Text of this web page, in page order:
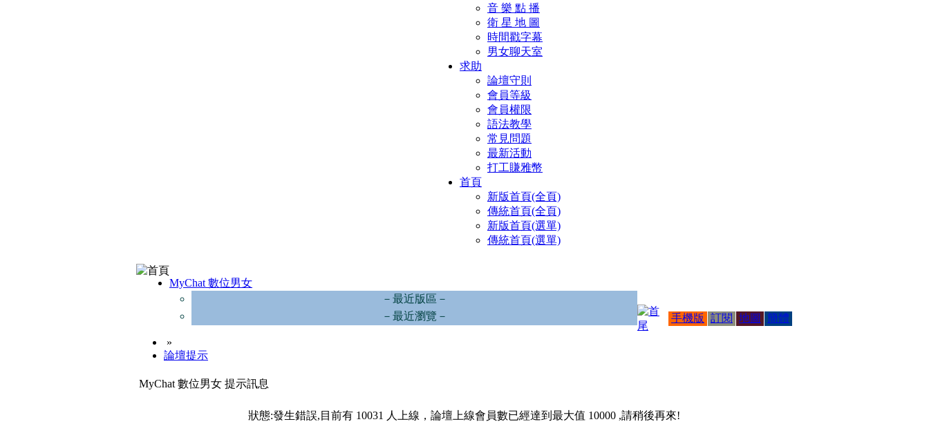
音 樂 點 播
衛 星 地 圖
時間戳字幕
男女聊天室
求助
論壇守則
會員等級
會員權限
語法教學
常見問題
最新活動
打工賺雅幣
首頁
新版首頁(全頁)
傳統首頁(全頁)
新版首頁(選單)
傳統首頁(選單)
MyChat 數位男女
－最近版區－
－最近瀏覽－
»
論壇提示
手機版 訂閱 地圖 簡體
MyChat 數位男女 提示訊息
狀態:發生錯誤,目前有 10031 人上線，論壇上線會員數已經達到最大值 10000 ,請稍後再來!